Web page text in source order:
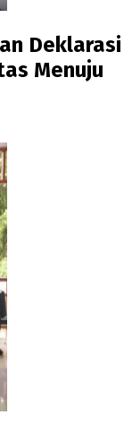
Deklarasi
Menuju